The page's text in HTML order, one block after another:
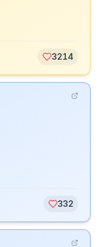
3214
332